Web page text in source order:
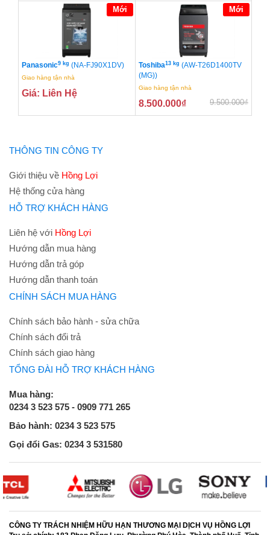
Mới
Panasonic9 kg (NA-FJ90X1DV)
Giao hàng tận nhà
Giá: Liên Hệ
Mới
Toshiba13 kg (AW-T26D1400TV
(MG))
Giao hàng tận nhà
8.500.000₫ 9.500.000₫
THÔNG TIN CÔNG TY
Giới thiệu về Hồng Lợi
Hệ thống cửa hàng
HỖ TRỢ KHÁCH HÀNG
Liên hệ với Hồng Lợi
Hướng dẫn mua hàng
Hướng dẫn trả góp
Hướng dẫn thanh toán
CHÍNH SÁCH MUA HÀNG
Chính sách bảo hành - sửa chữa
Chính sách đổi trả
Chính sách giao hàng
TỔNG ĐÀI HỖ TRỢ KHÁCH HÀNG
Mua hàng:
0234 3 523 575 - 0909 771 265
Bảo hành: 0234 3 523 575
Gọi đổi Gas: 0234 3 531580
CÔNG TY TRÁCH NHIỆM HỮU HẠN THƯƠNG MẠI DỊCH VỤ HỒNG LỢI